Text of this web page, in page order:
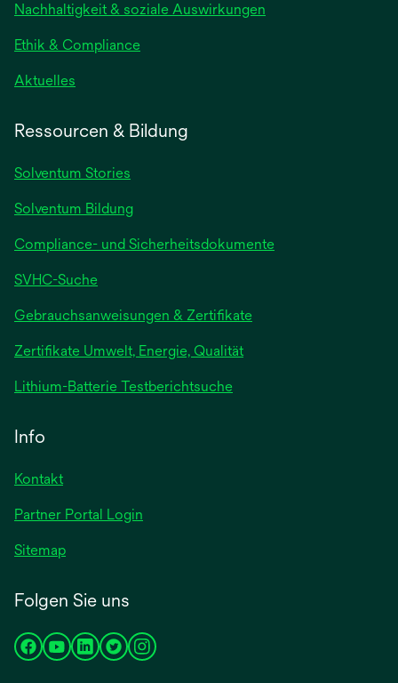
Nachhaltigkeit & soziale Auswirkungen
Ethik & Compliance
Aktuelles
Ressourcen & Bildung
Solventum Stories
Solventum Bildung
Compliance- und Sicherheitsdokumente
SVHC-Suche
Gebrauchsanweisungen & Zertifikatewird
Zertifikate Umwelt, Energie, Qualität
Lithium-Batterie Testberichtsuchewird
Info
Kontakt
Partner Portal Login
Sitemap
Folgen Sie uns
wirdwirdwirdwirdwird